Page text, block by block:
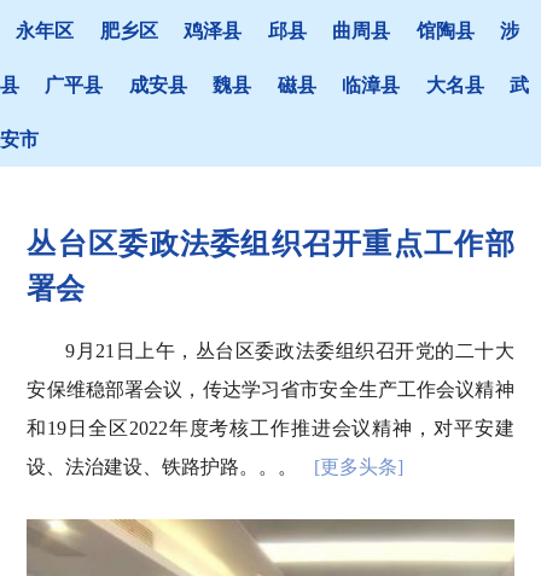
永年区 肥乡区 鸡泽县 邱县 曲周县 馆陶县 涉
县 广平县 成安县 魏县 磁县 临漳县 大名县 武
安市
丛台区委政法委组织召开重点工作部
署会
9月21日上午，丛台区委政法委组织召开党的二十大
安保维稳部署会议，传达学习省市安全生产工作会议精神
和19日全区2022年度考核工作推进会议精神，对平安建
设、法治建设、铁路护路。。。
[更多头条]